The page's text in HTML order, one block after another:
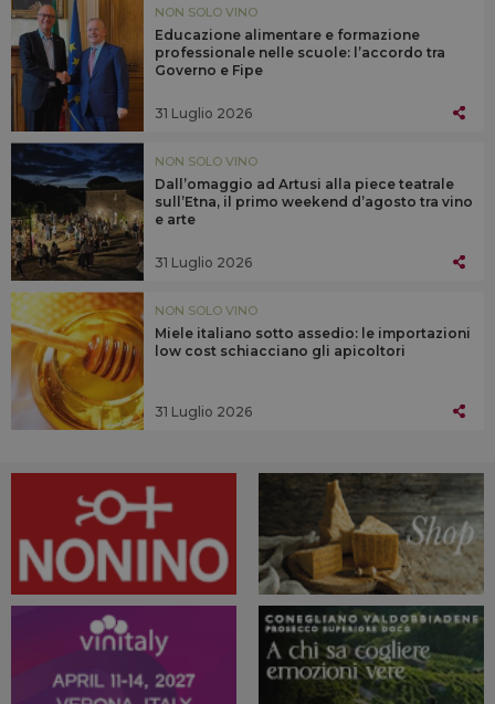
NON SOLO VINO
Educazione alimentare e formazione
professionale nelle scuole: l’accordo tra
Governo e Fipe
31 Luglio 2026
NON SOLO VINO
Dall’omaggio ad Artusi alla piece teatrale
sull’Etna, il primo weekend d’agosto tra vino
e arte
31 Luglio 2026
NON SOLO VINO
Miele italiano sotto assedio: le importazioni
low cost schiacciano gli apicoltori
31 Luglio 2026